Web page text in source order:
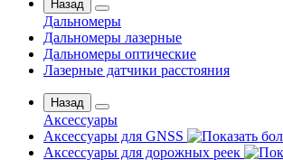
Назад
Дальномеры
Дальномеры лазерные
Дальномеры оптические
Лазерные датчики расстояния
Назад
Аксессуары
Аксессуары для GNSS
Аксессуары для дорожных реек